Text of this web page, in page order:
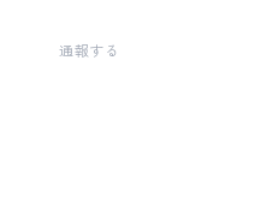
通報する